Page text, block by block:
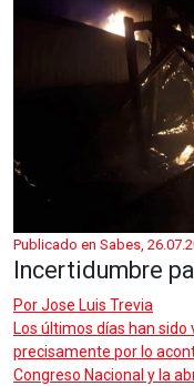
Publicado en Sabes,
Incertidumbre
PorJose Luis Trevia
Los últimos días han
precisamente por lo
Congreso Nacional y la